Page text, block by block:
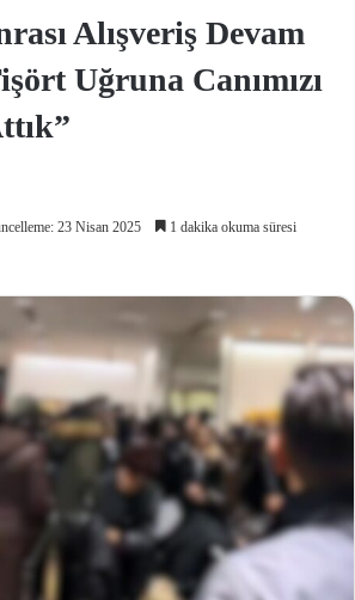
Alışveriş Devam
Uğruna Canımızı
23 Nisan 2025 1 dakika okuma süresi